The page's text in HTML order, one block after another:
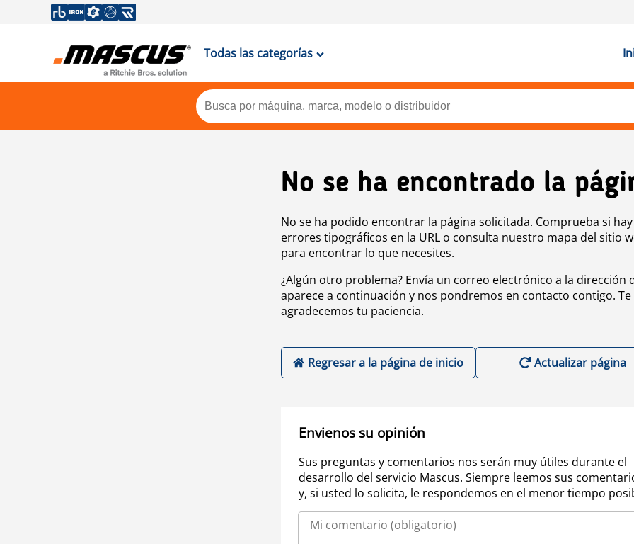
Todas las categorías
No se ha encontrado la
No se ha podido encontrar la página solicitada. Comprueba si hay
errores tipográficos en la URL o consulta nuestro mapa del sitio
para encontrar lo que necesites.
¿Algún otro problema? Envía un correo electrónico a la dirección
aparece a continuación y nos pondremos en contacto contigo. Te
agradecemos tu paciencia.
Regresar a la página de inicio Actualizar página
Envienos su opinión
Sus preguntas y comentarios nos serán muy útiles durante el
desarrollo del servicio Mascus. Siempre leemos sus
y, si usted lo solicita, le respondemos en el menor tiempo